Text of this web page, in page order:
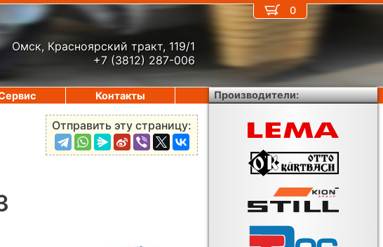
Омск, Красноярский тракт, 119/1
+7 (3812) 287-006
Отправить эту страницу:
0
Контакты Производители: